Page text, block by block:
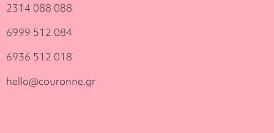
2314 088 088
6999 512 084
6936 512 018
hello@couronne.gr